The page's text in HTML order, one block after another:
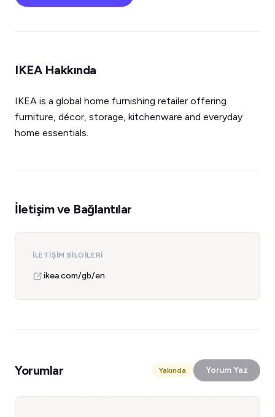
IKEA Hakkında
IKEA is a global home furnishing retailer offering
furniture, décor, storage, kitchenware and everyday
home essentials.
İletişim ve Bağlantılar
İLETIŞIM BILGILERI
ikea.com/gb/en
Yorumlar Yakında Yorum Yaz